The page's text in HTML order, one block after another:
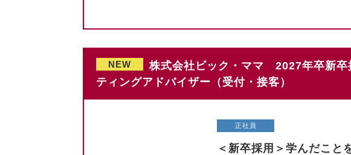
NEW
株式会社ビック・ママ 2027年卒新
ティングアドバイザー（受付・接客）
正社員
＜新卒採用＞学んだこと